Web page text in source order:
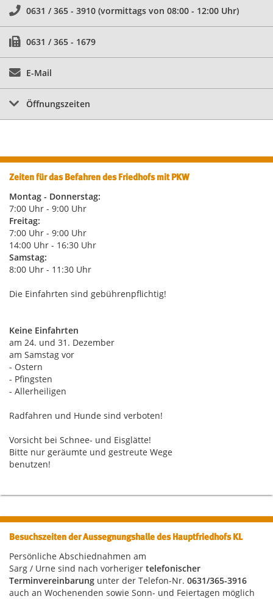
0631 / 365 - 3910 (vormittags von 08:00 - 12:00 Uhr)
0631 / 365 - 1679
E-Mail
Öffnungszeiten
Zeiten für das Befahren des Friedhofs mit PKW
Montag - Donnerstag:
7:00 Uhr - 9:00 Uhr
Freitag:
7:00 Uhr - 9:00 Uhr
14:00 Uhr - 16:30 Uhr
Samstag:
8:00 Uhr - 11:30 Uhr
Die Einfahrten sind gebührenpflichtig!
Keine Einfahrten
am 24. und 31. Dezember
am Samstag vor
- Ostern
- Pfingsten
- Allerheiligen
Radfahren und Hunde sind verboten!
Vorsicht bei Schnee- und Eisglätte!
Bitte nur geräumte und gestreute Wege
benutzen!
Besuchszeiten der Aussegnungshalle des Hauptfriedhofs KL
Persönliche Abschiednahmen am
Sarg / Urne sind nach vorheriger telefonischer
Terminvereinbarung unter der Telefon-Nr. 0631/365-3916
auch an Wochenenden sowie Sonn- und Feiertagen möglich